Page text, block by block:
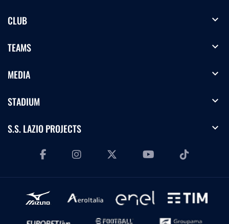
CLUB expand_more
TEAMS expand_more
MEDIA expand_more
STADIUM expand_more
S.S. LAZIO PROJECTS expand_more